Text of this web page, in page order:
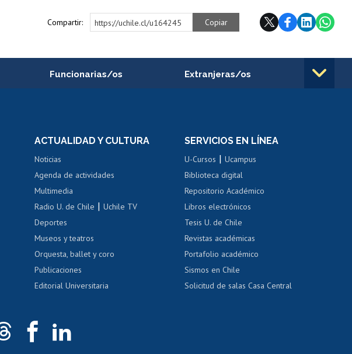
Compartir: https://uchile.cl/u164245 Copiar
Funcionarias/os
Portal de movilidad interna
Certificado de renta
Certificado de renta
Gestión de correo uchile
Extranjeras/os
Movilidad Estudiantil
Cursos de español
Acoso laboral, sexual y violencia
ACTUALIDAD Y CULTURA
Noticias
Agenda de actividades
Multimedia
Radio U. de Chile |Uchile TV
Deportes
Museos y teatros
Orquesta, ballet y coro
Publicaciones
Editorial Universitaria
SERVICIOS EN LÍNEA
U-Cursos |Ucampus
Biblioteca digital
Repositorio Académico
Libros electrónicos
Tesis U. de Chile
Revistas académicas
Portafolio académico
Sismos en Chile
Solicitud de salas Casa Central